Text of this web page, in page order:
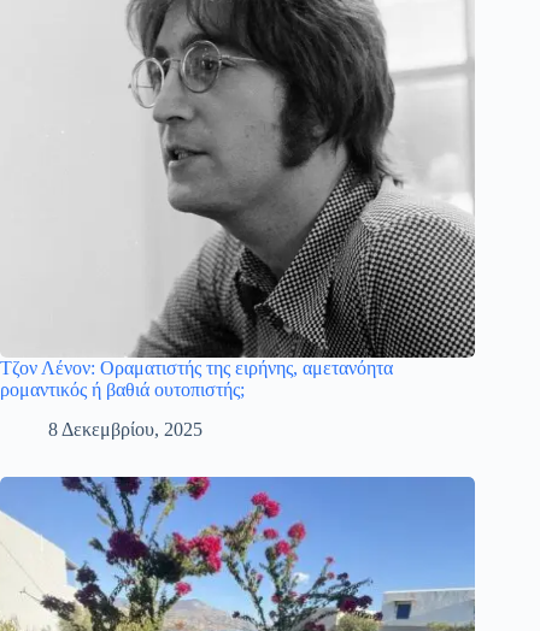
Τζον Λένον: Οραματιστής της ειρήνης, αμετανόητα
ρομαντικός ή βαθιά ουτοπιστής;
8 Δεκεμβρίου, 2025